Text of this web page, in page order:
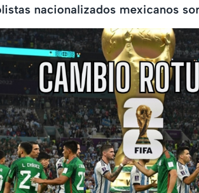
nacionalizados mexicanos